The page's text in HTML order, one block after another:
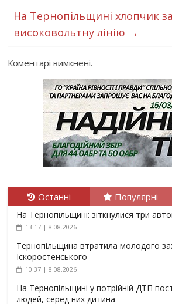
На Тернопільщині хлопчик
високовольтну лінію →
Коментарі вимкнені.
Останні Популярні
На Тернопільщині: зіткнулися три
13:17 | 8.08.2026
Тернопільщина втратила молодого
Іскоростенського
10:37 | 8.08.2026
На Тернопільщині у потрійній ДТП
людей, серед них дитина